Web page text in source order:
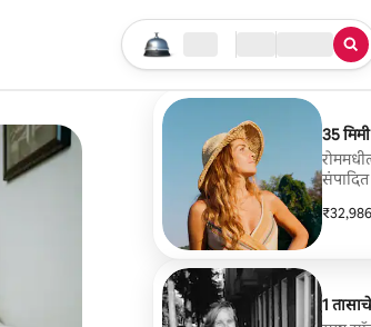
तुमचा सर्च सुरू करा
लोकेशन चेक इन / चेक आऊट
सेवेचा प्रकार
35
संपादित
आहे, जी
₹32,986
₹32,986,
,
1